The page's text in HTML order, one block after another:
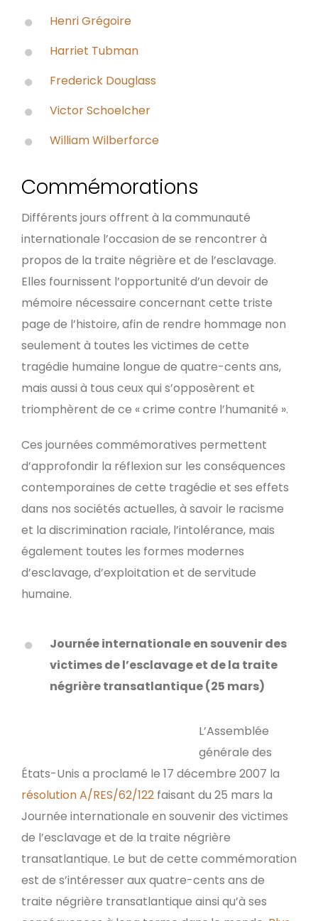
Henri Grégoire
Harriet Tubman
Frederick Douglass
Victor Schoelcher
William Wilberforce
Commémorations
Différents jours offrent à la communauté
internationale l’occasion de se rencontrer à
propos de la traite négrière et de l’esclavage.
Elles fournissent l’opportunité d’un devoir de
mémoire nécessaire concernant cette triste
page de l’histoire, afin de rendre hommage non
seulement à toutes les victimes de cette
tragédie humaine longue de quatre-cents ans,
mais aussi à tous ceux qui s’opposèrent et
triomphèrent de ce « crime contre l’humanité ».
Ces journées commémoratives permettent
d’approfondir la réflexion sur les conséquences
contemporaines de cette tragédie et ses effets
dans nos sociétés actuelles, à savoir le racisme
et la discrimination raciale, l’intolérance, mais
également toutes les formes modernes
d’esclavage, d’exploitation et de servitude
humaine.
Journée internationale en souvenir des
victimes de l’esclavage et de la traite
négrière transatlantique (25 mars)
L’Assemblée
générale des
États-Unis a proclamé le 17 décembre 2007 la
résolution A/RES/62/122 faisant du 25 mars la
Journée internationale en souvenir des victimes
de l’esclavage et de la traite négrière
transatlantique. Le but de cette commémoration
est de s’intéresser aux quatre-cents ans de
traite négrière transatlantique ainsi qu’à ses